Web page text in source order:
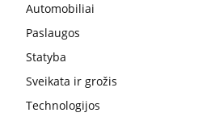
Automobiliai
Paslaugos
Statyba
Sveikata ir grožis
Technologijos